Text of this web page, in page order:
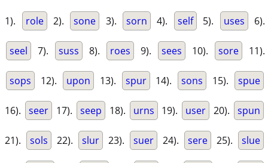
1). role 2). sone 3). sorn 4). self 5). uses 6).
seel 7). suss 8). roes 9). sees 10). sore 11).
sops 12). upon 13). spur 14). sons 15). spue
16). seer 17). seep 18). urns 19). user 20). spun
21). sols 22). slur 23). suer 24). sere 25). slue